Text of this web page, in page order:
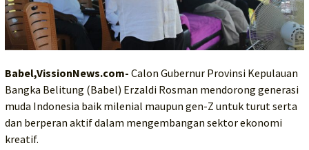
Babel,VissionNews.com- Calon Gubernur Provinsi Kepulauan
Bangka Belitung (Babel) Erzaldi Rosman mendorong generasi
muda Indonesia baik milenial maupun gen-Z untuk turut serta
dan berperan aktif dalam mengembangan sektor ekonomi
kreatif.